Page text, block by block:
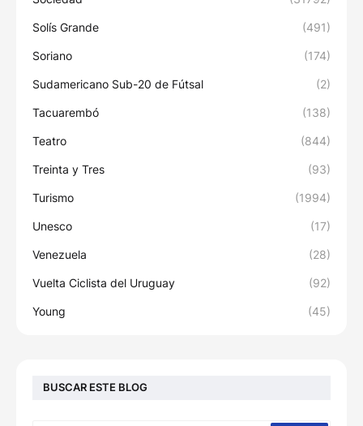
Solís Grande (491)
Soriano (174)
Sudamericano Sub-20 de Fútsal (2)
Tacuarembó (138)
Teatro (844)
Treinta y Tres (93)
Turismo (1994)
Unesco (17)
Venezuela (28)
Vuelta Ciclista del Uruguay (92)
Young (45)
BUSCAR ESTE BLOG